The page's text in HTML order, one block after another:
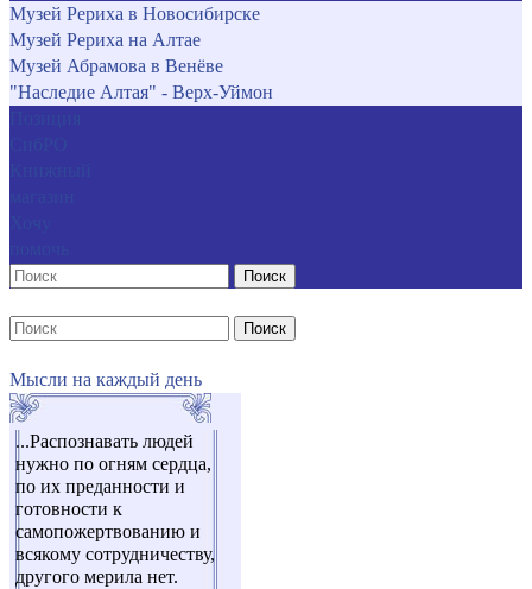
Музей Рериха в Новосибирске
Музей Рериха на Алтае
Музей Абрамова в Венёве
"Наследие Алтая" - Верх-Уймон
Поиск
Поиск
Мысли на каждый день
...Распознавать людей
нужно по огням сердца,
по их преданности и
готовности к
самопожертвованию и
всякому сотрудничеству,
другого мерила нет.